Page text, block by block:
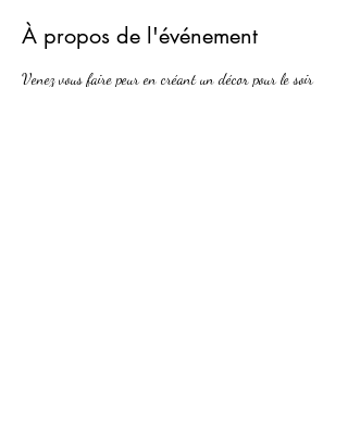
À propos de l'événement
Venez vous faire peur en créant un décor pour le soir